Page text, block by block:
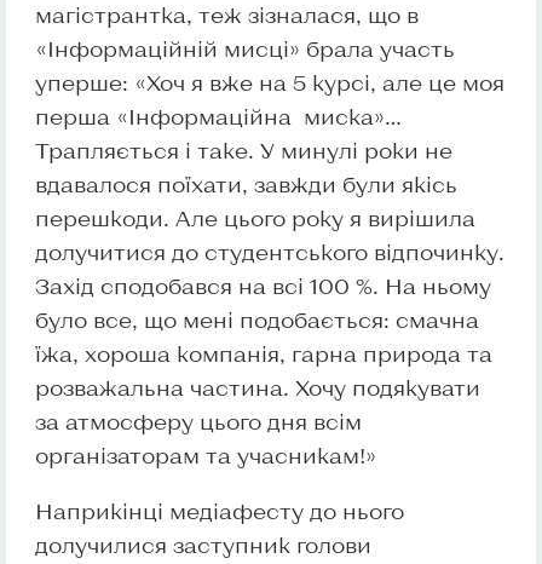
магістрантка, теж зізналася, що в
«Інформаційній мисці» брала участь
уперше: «Хоч я вже на 5 курсі, але це моя
перша «Інформаційна миска»…
Трапляється і таке. У минулі роки не
вдавалося поїхати, завжди були якісь
перешкоди. Але цього року я вирішила
долучитися до студентського відпочинку.
Захід сподобався на всі 100 %. На ньому
було все, що мені подобається: смачна
їжа, хороша компанія, гарна природа та
розважальна частина. Хочу подякувати
за атмосферу цього дня всім
організаторам та учасникам!»
Наприкінці медіафесту до нього
долучилися заступник голови